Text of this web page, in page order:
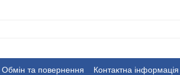
Обмін та повернення Контактна інформація